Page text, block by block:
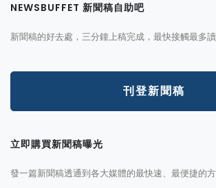
NEWSBUFFET 新聞稿自助吧
新聞稿的好去處，三分鐘上稿完成，最快接觸最多讀
刊登新聞稿
立即購買新聞稿曝光
發一篇新聞稿透通到各大媒體的最快速、最便捷的方